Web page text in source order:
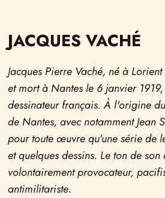
JACQUES VACHÉ
Jacques Pierre Vaché, né à
et mort à Nantes le 6 janvier
dessinateur français. À l'origine
de Nantes, avec notamment Jean
pour toute œuvre qu'une série de
et quelques dessins. Le ton de
volontairement provocateur,
antimilitariste.